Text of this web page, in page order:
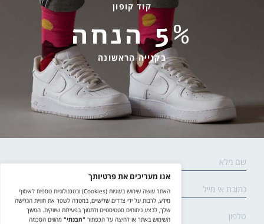
החלפות והחזרות
אספקה ומשלוחים
הצהרת נגישות
מדיניות פרטיות
שירות לקוחות
בהודעות ווטסאפ בלבד
058-7477780
contact@yodfat.shop
ימים א׳-ה׳,9:00-13:00
© yodfat.shop / site by crossing parallels / קידום אתר
קוד קופון
5% הנחה
בקנייה הראשונה